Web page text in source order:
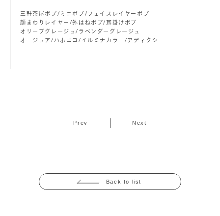
三軒茶屋ボブ/ミニボブ/フェイスレイヤーボブ
顔まわりレイヤー/外はねボブ/耳掛けボブ
オリーブグレージュ/ラベンダーグレージュ
オージュア/ハホニコ/イルミナカラー/アディクシー
Prev Next
Back to list